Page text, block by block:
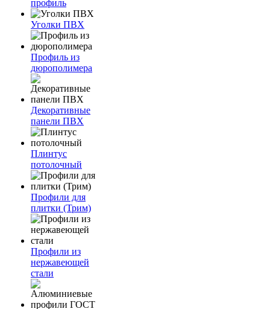
профиль
Уголки ПВХ
Профиль из
дюрополимера
Декоративные
панели ПВХ
Плинтус
потолочный
Профили для
плитки (Трим)
Профили из
нержавеющей
стали